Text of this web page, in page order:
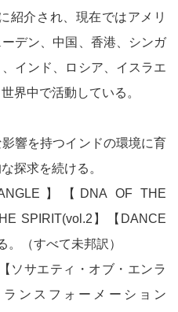
紹介され、現在ではアメリ
デン、中国、香港、シンガ
インド、ロシア、イスラエ
界中で活動している。
響を持つインドの環境に育
探求を続ける。
】【DNA OF THE
SPIRIT(vol.2】【DANCE
（すべて未邦訳）
ソサエティ・オブ・エンラ
ンスフォーメーション